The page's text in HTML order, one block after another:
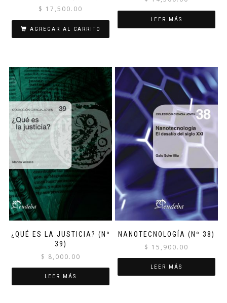
$ 17,500.00
AGREGAR AL CARRITO
LEER MÁS
¿QUÉ ES LA JUSTICIA? (Nº
39)
$ 8,000.00
LEER MÁS
NANOTECNOLOGÍA (Nº 38)
$ 15,900.00
LEER MÁS